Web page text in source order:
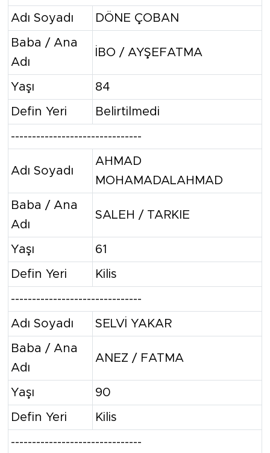
Adı Soyadı DÖNE ÇOBAN
Baba / Ana
Adı
İBO / AYŞEFATMA
Yaşı 84
Defin Yeri Belirtilmedi
-------------------------------
Adı Soyadı
AHMAD
MOHAMADALAHMAD
Baba / Ana
Adı
SALEH / TARKIE
Yaşı 61
Defin Yeri Kilis
-------------------------------
Adı Soyadı SELVİ YAKAR
Baba / Ana
Adı
ANEZ / FATMA
Yaşı 90
Defin Yeri Kilis
-------------------------------